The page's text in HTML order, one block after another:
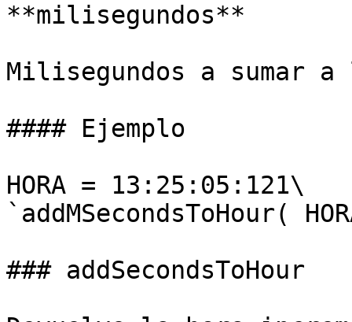
**milisegundos**
Milisegundos a sumar
#### Ejemplo
HORA = 13:25:05:121\
`addMSecondsToHour(
### addSecondsToHour